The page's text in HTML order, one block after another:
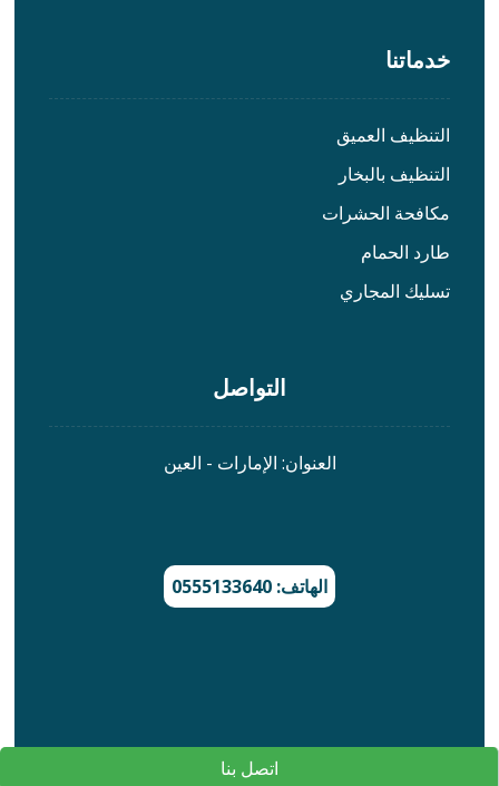
اتصل بنا
خدماتنا
التنظيف العميق
التنظيف بالبخار
مكافحة الحشرات
طارد الحمام
تسليك المجاري
التواصل
العنوان: الإمارات - العين
الهاتف: 0555133640